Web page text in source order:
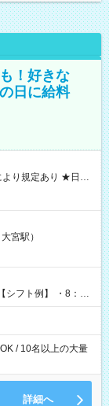
！好きな
日に給料
GET♪ お仕事後はコ
試
宮駅）
/ 10名以上の大量
詳細へ